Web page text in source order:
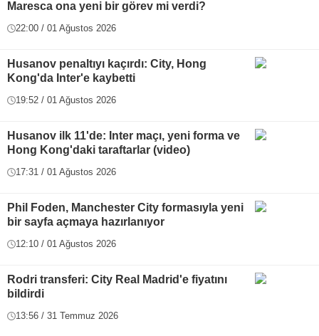
Maresca ona yeni bir görev mi verdi?
22:00 / 01 Ağustos 2026
Husanov penaltıyı kaçırdı: City, Hong
Kong'da Inter'e kaybetti
19:52 / 01 Ağustos 2026
Husanov ilk 11'de: Inter maçı, yeni forma ve
Hong Kong'daki taraftarlar (video)
17:31 / 01 Ağustos 2026
Phil Foden, Manchester City formasıyla yeni
bir sayfa açmaya hazırlanıyor
12:10 / 01 Ağustos 2026
Rodri transferi: City Real Madrid'e fiyatını
bildirdi
13:56 / 31 Temmuz 2026